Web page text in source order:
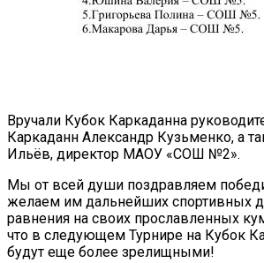
Вручали Кубок Каркаданна
Каркаданн Александр Кузьменко, а
Ильёв, директор МАОУ «СОШ №2».
Мы от всей души поздравляем
желаем им дальнейших спортивных
равнения на своих прославленных
что в следующем Турнире на Кубок
будут еще более зрелищными!